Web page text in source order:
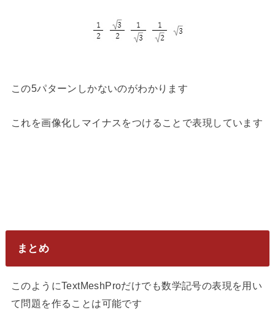
この5パターンしかないのがわかります
これを画像化しマイナスをつけることで表現しています
まとめ
このようにTextMeshProだけでも数学記号の表現を用い
て問題を作ることは可能です